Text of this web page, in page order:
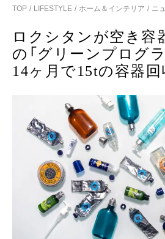
TOP LIFESTYLE ホーム＆インテリア ニ
ロクシタンが空き容
の「グリーンプログ
14ヶ月で15tの容器回